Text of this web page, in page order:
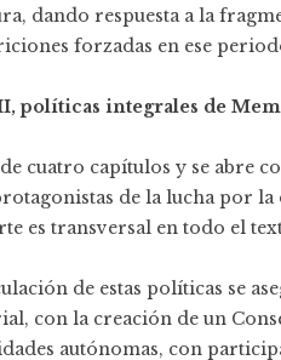
dando respuesta a la
forzadas en ese
políticas integrales de
cuatro capítulos y se abre
de la lucha por
es transversal en todo el
de estas políticas se
con la creación de un
autónomas, con